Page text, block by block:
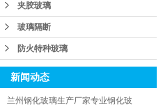
夹胶玻璃
玻璃隔断
防火特种玻璃
新闻动态
兰州钢化玻璃生产厂家专业钢化玻